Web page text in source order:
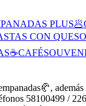
PLUS
CON
☕️CAFÉ
58100499 /